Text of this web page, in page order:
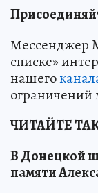
При
Мессенджер
списке»
нашего
ограничений
ЧИТАЙТЕ
В Донецкой
памяти